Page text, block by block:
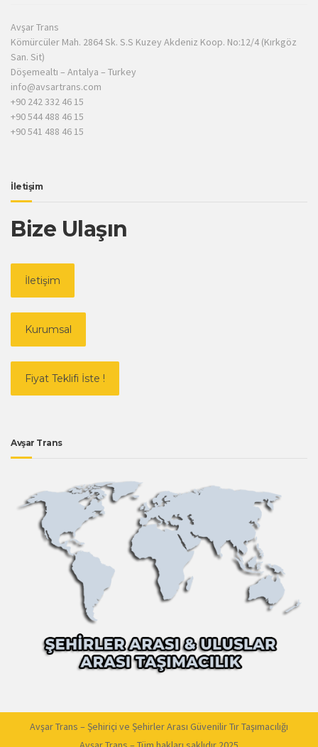
Avşar Trans
Kömürcüler Mah. 2864 Sk. S.S Kuzey Akdeniz Koop. No:12/4 (Kırkgöz
San. Sit)
Döşemealtı – Antalya – Turkey
info@avsartrans.com
+90 242 332 46 15
+90 544 488 46 15
+90 541 488 46 15
İletişim
Bize Ulaşın
İletişim
Kurumsal
Fiyat Teklifi İste !
Avşar Trans
Avşar Trans – Şehiriçi ve Şehirler Arası Güvenilir Tır Taşımacılığı